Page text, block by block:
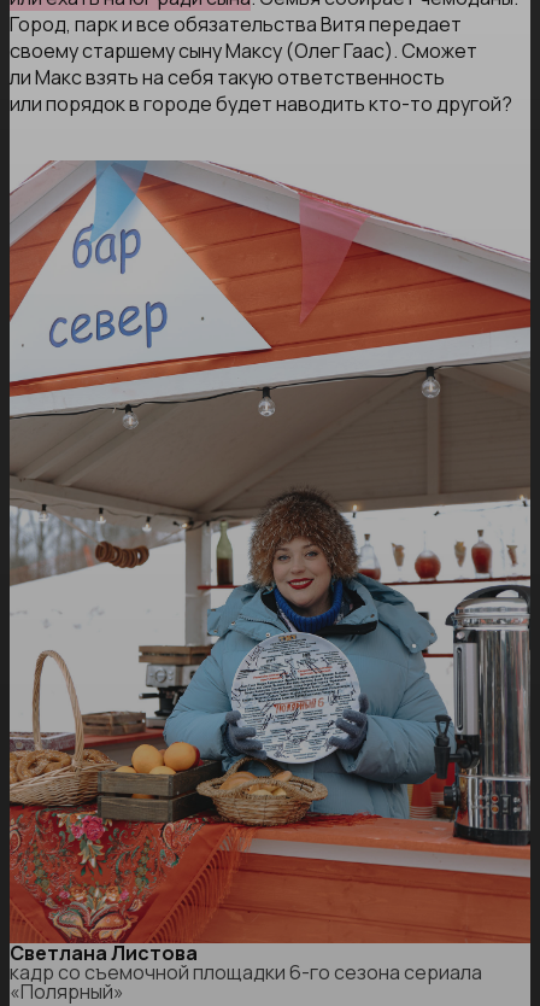
Город, парк и все обязательства Витя передает
своему старшему сыну Максу (Олег Гаас). Сможет
ли Макс взять на себя такую ответственность
или порядок в городе будет наводить кто-то другой?
Светлана Листова
кадр со съемочной площадки 6-го сезона сериала
«Полярный»